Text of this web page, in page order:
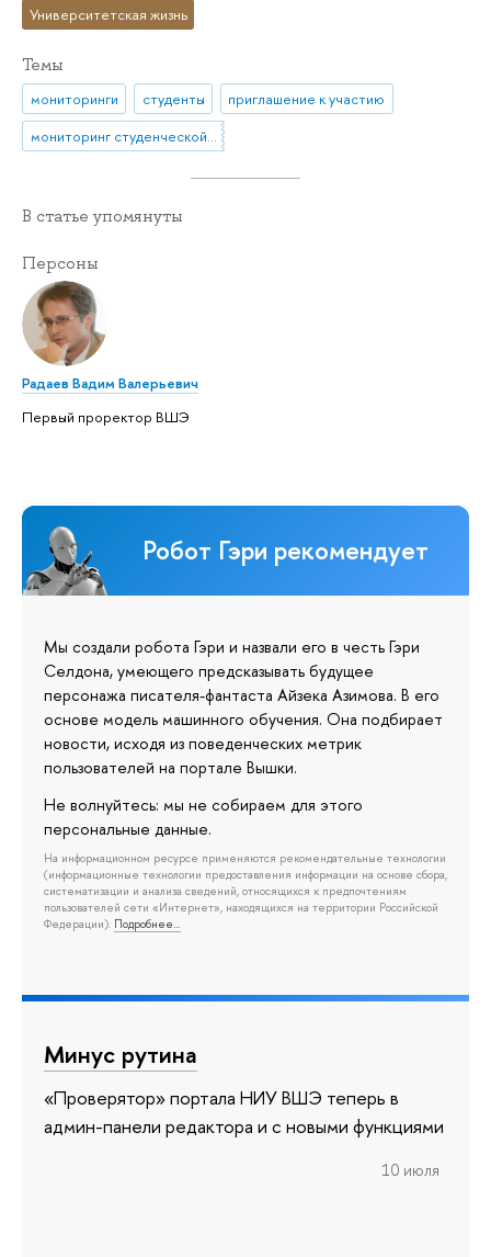
Университетская жизнь
Темы
мониторинги студенты
приглашение к участию
мониторинг студенческой жизни
В статье упомянуты
Персоны
Радаев Вадим Валерьевич
Первый проректор ВШЭ
Робот Гэри рекомендует
Мы создали робота Гэри и назвали его в честь Гэри
Селдона, умеющего предсказывать будущее
персонажа писателя-фантаста Айзека Азимова. В его
основе модель машинного обучения. Она подбирает
новости, исходя из поведенческих метрик
пользователей на портале Вышки.
Не волнуйтесь: мы не собираем для этого
персональные данные.
На информационном ресурсе применяются рекомендательные технологии
(информационные технологии предоставления информации на основе сбора,
систематизации и анализа сведений, относящихся к предпочтениям
пользователей сети «Интернет», находящихся на территории Российской
Федерации). Подробнее…
Минус рутина
«Проверятор» портала НИУ ВШЭ теперь в
админ-панели редактора и с новыми функциями
10 июля